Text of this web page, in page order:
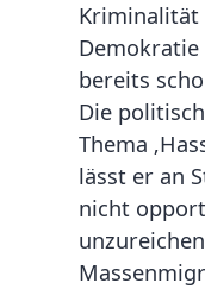
bereits
Die
Thema
lässt er an
nicht